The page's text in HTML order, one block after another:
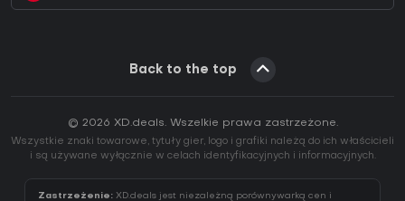
Back to the top
© 2026 XD.deals. Wszelkie prawa zastrzeżone.
Wszystkie znaki towarowe, tytuły gier, logo i grafiki należą do ich właścicieli
i są używane wyłącznie w celach identyfikacyjnych i informacyjnych.
Zastrzeżenie: XD.deals jest niezależną porównywarką cen i